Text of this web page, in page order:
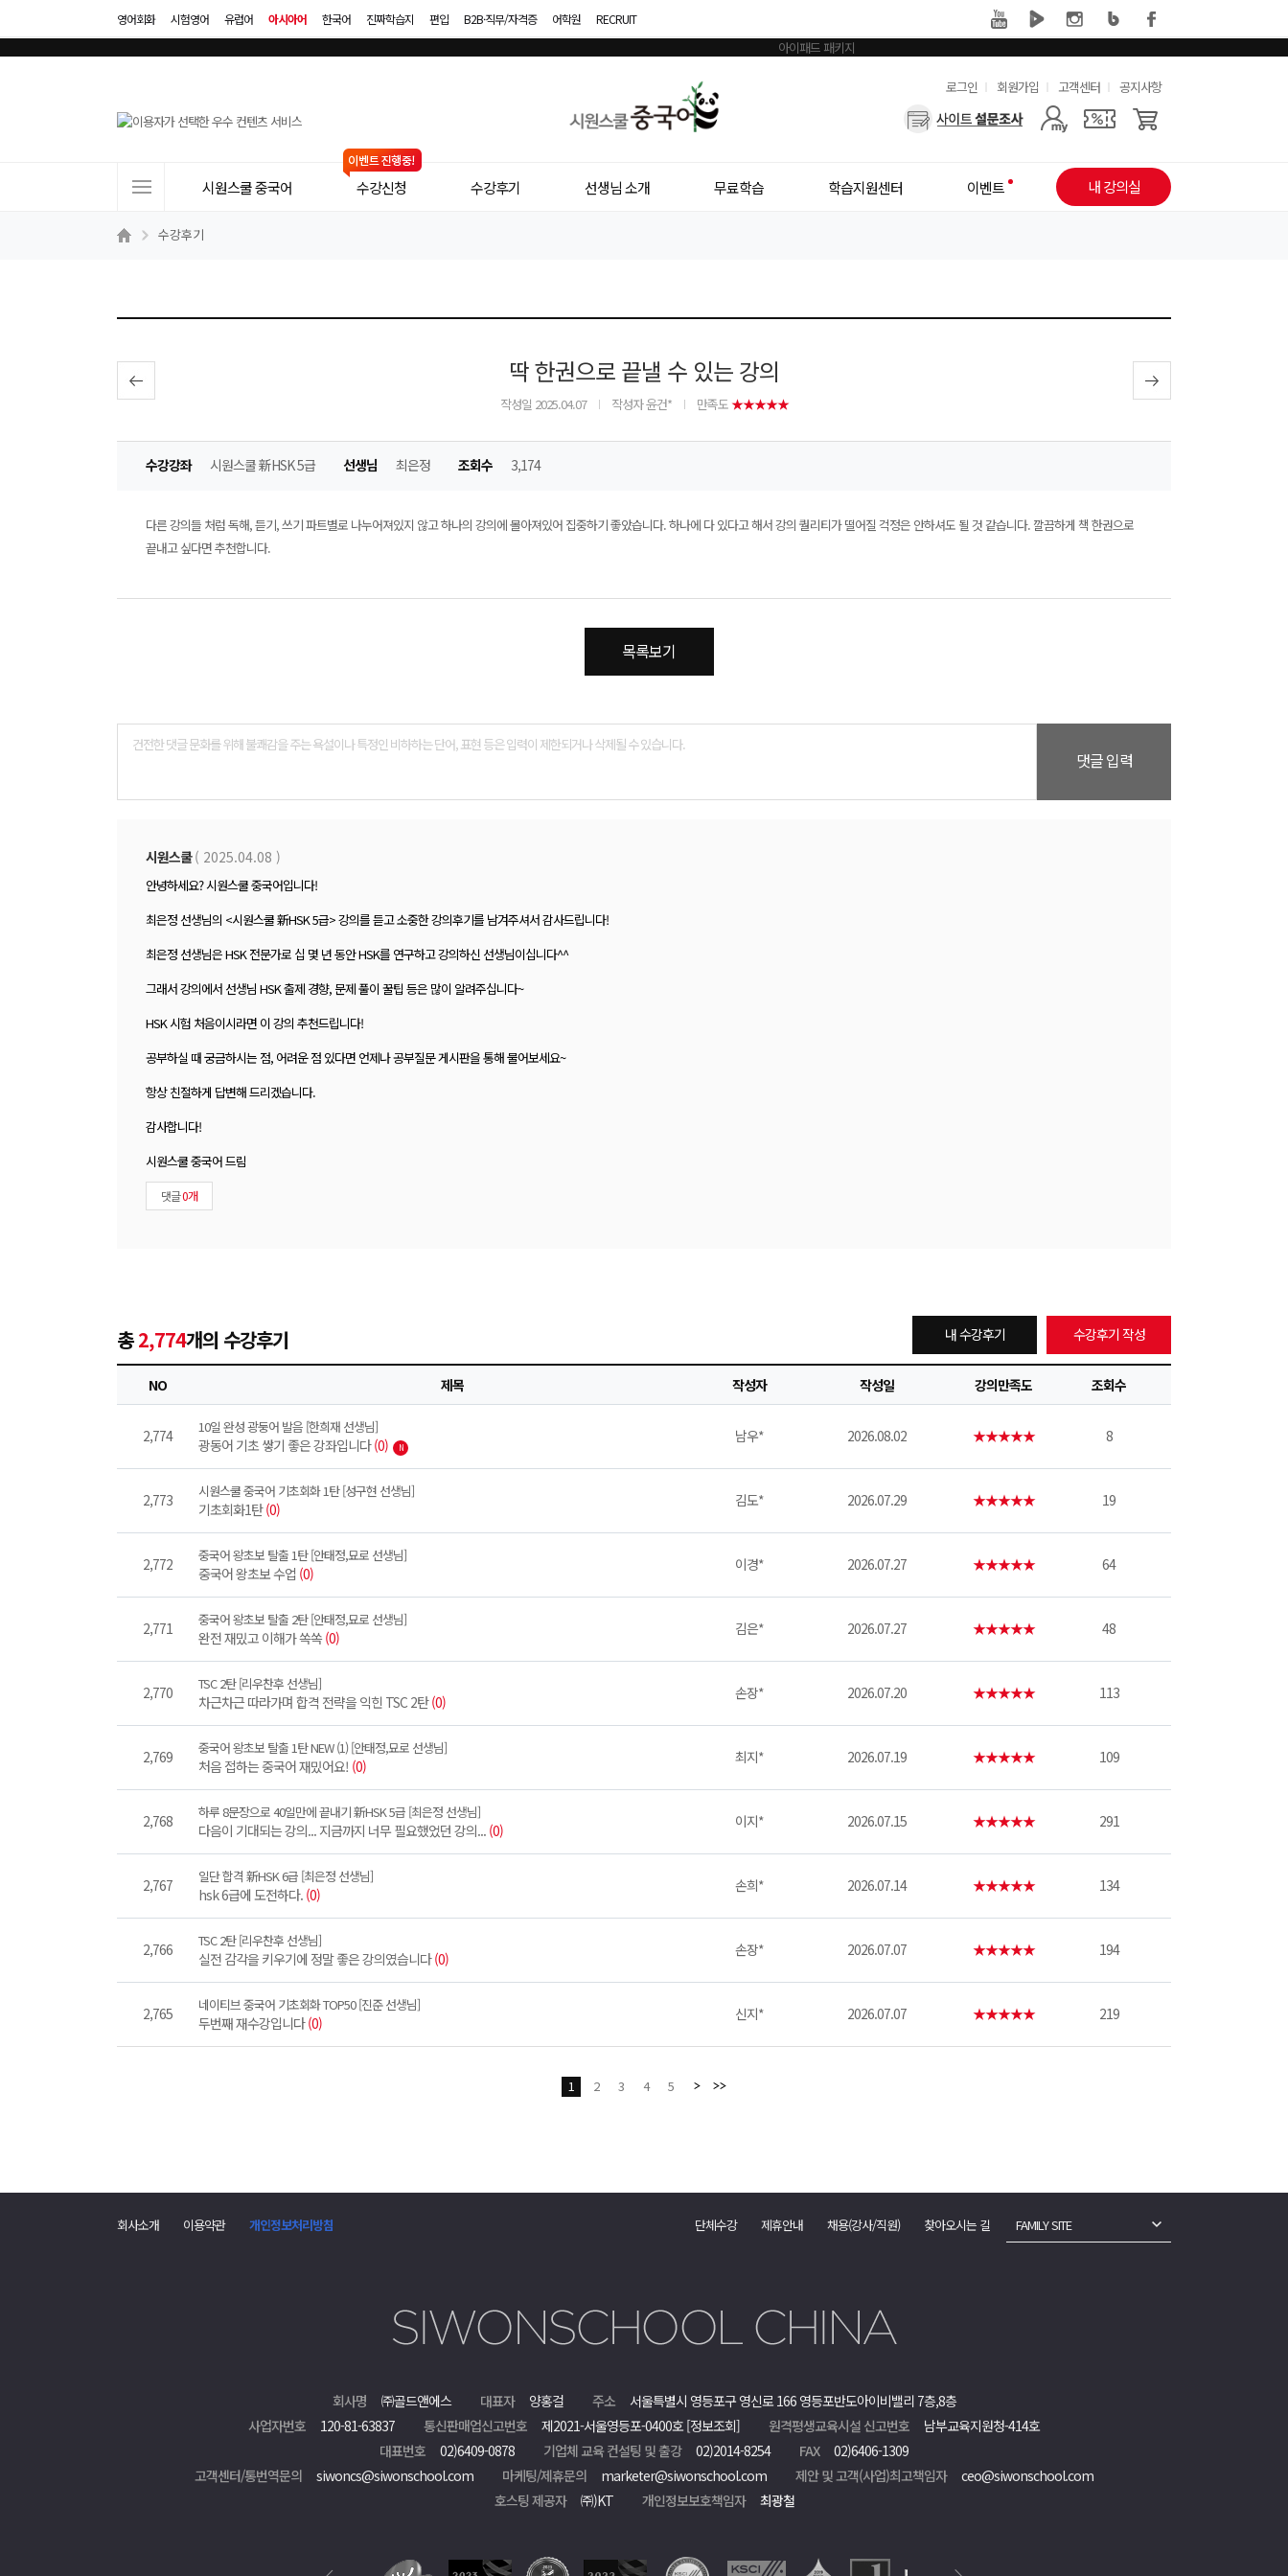
영어회화 시험영어 유럽어 아시아어 한국어 진짜학습지 편입 B2B·직무/자격증 어학원 RECRUIT
어
유
용
로그인 회원가입 고객센터 공지사항
사
트
시원스쿨 중국어 수강신청 수강후기 선생님 소개 무료학습 학습지원센터 이벤트 내 강의실
수강후기
딱 한권으로 끝낼 수 있는 강의
작성일 2025.04.07 작성자 윤건* 만족도★★★★★
수강강좌 시원스쿨 新HSK 5급 선생님 최은정 조회수 3,174
다른 강의들 처럼 독해, 듣기, 쓰기 파트별로 나누어져있지 않고 하나의 강의에 몰아져있어 집중하기 좋았습니다. 하나에 다 있다고 해서 강의 퀄리티가 떨어질 걱정은 안하셔도 될 것 같습니다. 깔끔하게 책 한권으로
끝내고 싶다면 추천합니다.
목록보기
댓글 입력
시원스쿨( 2025.04.08 )
안녕하세요? 시원스쿨 중국어입니다!
최은정 선생님의 <시원스쿨 新HSK 5급> 강의를 듣고 소중한 강의후기를 남겨주셔서 감사드립니다!
최은정 선생님은 HSK 전문가로 십 몇 년 동안 HSK를 연구하고 강의하신 선생님이십니다^^
그래서 강의에서 선생님 HSK 출제 경향, 문제 풀이 꿀팁 등은 많이 알려주십니다~
HSK 시험 처음이시라면 이 강의 추천드립니다!
공부하실 때 궁금하시는 점, 어려운 점 있다면 언제나 공부질문 게시판을 통해 물어보세요~
항상 친절하게 답변해 드리겠습니다.
감사합니다!
시원스쿨 중국어 드림
댓글0개
총2,774개의 수강후기 내 수강후기 수강후기 작성
NO 제목 작성자 작성일 강의만족도 조회수
2,774 10일 완성 광둥어 발음 [한희재 선생님]
광동어 기초 쌓기 좋은 강좌입니다(0) N
남우* 2026.08.02 ★★★★★ 8
2,773 시원스쿨 중국어 기초회화 1탄 [성구현 선생님]
기초회화1탄(0) 김도* 2026.07.29 ★★★★★ 19
2,772 중국어 왕초보 탈출 1탄 [안태정,묘로 선생님]
중국어 왕초보 수업 (0) 이경* 2026.07.27 ★★★★★ 64
2,771 중국어 왕초보 탈출 2탄 [안태정,묘로 선생님]
완전 재밌고 이해가 쏙쏙(0) 김은* 2026.07.27 ★★★★★ 48
2,770 TSC 2탄 [리우찬후 선생님]
차근차근 따라가며 합격 전략을 익힌 TSC 2탄(0) 손장* 2026.07.20 ★★★★★ 113
2,769 중국어 왕초보 탈출 1탄 NEW (1) [안태정,묘로 선생님]
처음 접하는 중국어 재밌어요! (0) 최지* 2026.07.19 ★★★★★ 109
2,768 하루 8문장으로 40일만에 끝내기 新HSK 5급 [최은정 선생님]
다음이 기대되는 강의... 지금까지 너무 필요했었던 강의... (0) 이지* 2026.07.15 ★★★★★ 291
2,767 일단 합격 新HSK 6급 [최은정 선생님]
hsk 6급에 도전하다. (0) 손희* 2026.07.14 ★★★★★ 134
2,766 TSC 2탄 [리우찬후 선생님]
실전 감각을 키우기에 정말 좋은 강의였습니다(0) 손장* 2026.07.07 ★★★★★ 194
2,765 네이티브 중국어 기초회화 TOP50 [진준 선생님]
두번째 재수강입니다(0) 신지* 2026.07.07 ★★★★★ 219
1 2 3 4 5
회사소개 이용약관 개인정보처리방침 단체수강 제휴안내 채용(강사/직원) 찾아오시는 길 FAMILY SITE
회사명 ㈜골드앤에스 대표자 양홍걸 주소
서울특별시 영등포구 영신로 166 영등포반도아이비밸리 7층,8층
사업자번호
120-81-63837 통신판매업신고번호 제2021-서울영등포-0400호 [정보조회] 원격평생교육시설 신고번호
남부교육지원청-414호
대표번호
02)6409-0878 기업체 교육 컨설팅 및 출강 02)2014-8254 FAX
02)6406-1309
고객센터/통번역문의
siwoncs@siwonschool.com 마케팅/제휴문의 marketer@siwonschool.com 제안 및 고객(사업)최고책임자
ceo@siwonschool.com
호스팅 제공자
㈜)KT 개인정보보호책임자 최광철